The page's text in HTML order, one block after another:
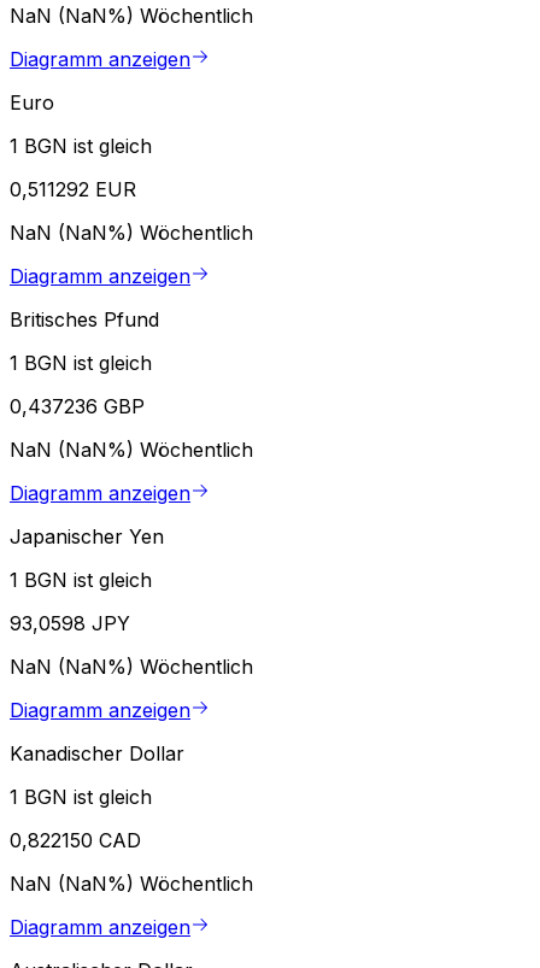
NaN (NaN%) Wöchentlich
Diagramm anzeigen
Euro
1 BGN ist gleich
0,511292 EUR
NaN (NaN%) Wöchentlich
Diagramm anzeigen
Britisches Pfund
1 BGN ist gleich
0,437236 GBP
NaN (NaN%) Wöchentlich
Diagramm anzeigen
Japanischer Yen
1 BGN ist gleich
93,0598 JPY
NaN (NaN%) Wöchentlich
Diagramm anzeigen
Kanadischer Dollar
1 BGN ist gleich
0,822150 CAD
NaN (NaN%) Wöchentlich
Diagramm anzeigen